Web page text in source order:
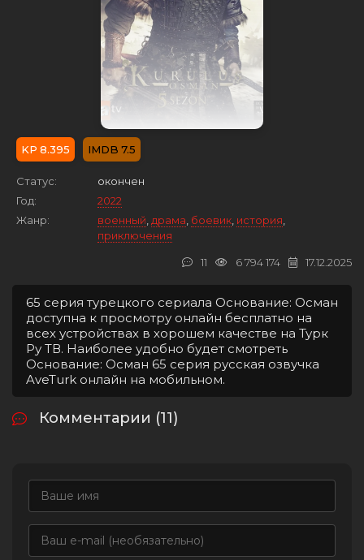
8.395 7.5
Статус:
окончен
Год:
2022
Жанр:
военный драма боевик история
приключения
17.12.2025
6 794 174
11
65 серия турецкого сериала Основание: Осман
доступна к просмотру онлайн бесплатно на
всех устройствах в хорошем качестве на Турк
Ру ТВ. Наиболее удобно будет смотреть
Основание: Осман 65 серия русская озвучка
AveTurk онлайн на мобильном.
Комментарии (11)